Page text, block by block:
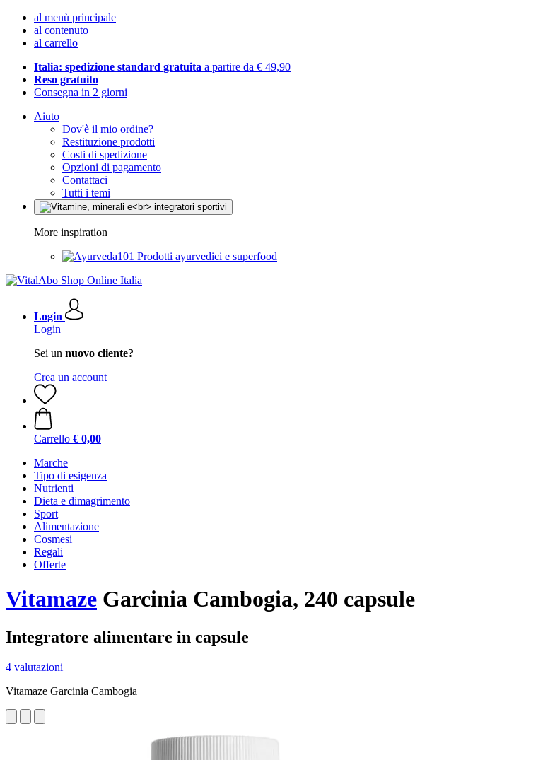
al menù principale
al contenuto
al carrello
Italia: spedizione standard gratuita a partire da € 49,90
Reso gratuito
Consegna in 2 giorni
Aiuto
Dov'è il mio ordine?
Restituzione prodotti
Costi di spedizione
Opzioni di pagamento
Contattaci
Tutti i temi
More inspiration
Prodotti ayurvedici e superfood
Login
Login
Sei un nuovo cliente?
Crea un account
Carrello € 0,00
Marche
Tipo di esigenza
Nutrienti
Dieta e dimagrimento
Sport
Alimentazione
Cosmesi
Regali
Offerte
Vitamaze Garcinia Cambogia, 240 capsule
Integratore alimentare in capsule
4 valutazioni
Vitamaze Garcinia Cambogia